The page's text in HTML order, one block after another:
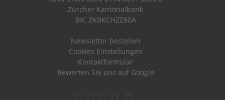
Zürcher Kantonalbank
BIC ZKBKCHZZ80A
Newsletter bestellen
Cookies Einstellungen
Kontaktformular
Bewerten Sie uns auf Google